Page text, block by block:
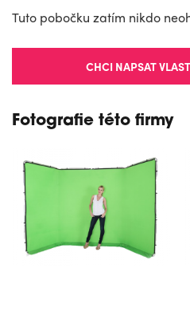
Tuto pobočku zatím nikdo
CHCI NAPSAT
Fotografie této firmy